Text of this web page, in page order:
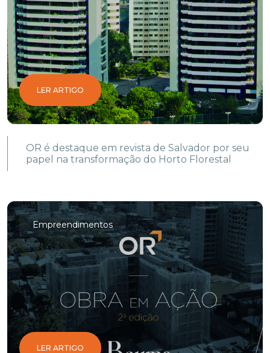
LER ARTIGO
OR é destaque em revista de Salvador por seu
papel na transformação do Horto Florestal
Empreendimentos
LER ARTIGO